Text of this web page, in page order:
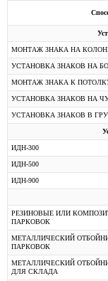
МОНТАЖ ЗНАКА НА
УСТАНОВКА ЗНАКОВ НА
МОНТАЖ ЗНАКА К
УСТАНОВКА ЗНАКОВ НА
УСТАНОВКА ЗНАКОВ В
ИДН-300
ИДН-500
ИДН-900
РЕЗИНОВЫЕ ИЛИ
ПАРКОВОК
МЕТАЛЛИЧЕСКИЙ
ПАРКОВОК
МЕТАЛЛИЧЕСКИЙ
ДЛЯ СКЛАДА